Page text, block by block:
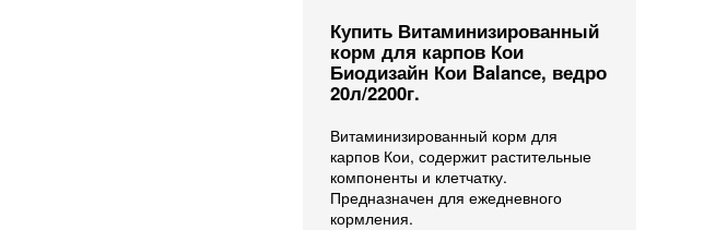
Купить Витаминизированный
корм для карпов Кои
Биодизайн Кои Balance, ведро
20л/2200г.
Витаминизированный корм для
карпов Кои, содержит растительные
компоненты и клетчатку.
Предназначен для ежедневного
кормления.